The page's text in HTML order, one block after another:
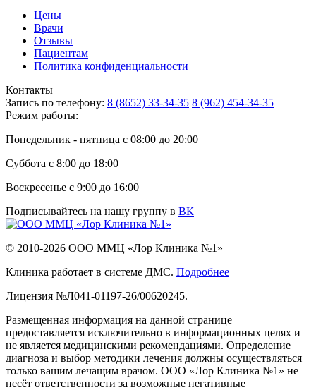
Цены
Врачи
Отзывы
Пациентам
Политика конфиденциальности
Контакты
Запись по телефону: 8 (8652) 33-34-35 8 (962) 454-34-35
Режим работы:
Понедельник - пятница с 08:00 до 20:00
Суббота с 8:00 до 18:00
Воскресенье с 9:00 до 16:00
Подписывайтесь на нашу группу в ВК
© 2010-2026 ООО ММЦ «Лор Клиника №1»
Клиника работает в системе ДМС. Подробнее
Лицензия №Л041-01197-26/00620245.
Размещенная информация на данной странице
предоставляется исключительно в информационных целях и
не является медицинскими рекомендациями. Определение
диагноза и выбор методики лечения должны осуществляться
только вашим лечащим врачом. ООО «Лор Клиника №1» не
несёт ответственности за возможные негативные